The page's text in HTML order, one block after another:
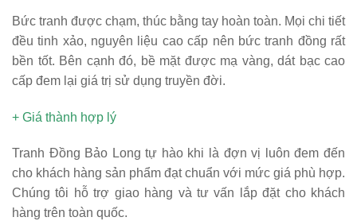
Bức tranh được chạm, thúc bằng tay hoàn toàn. Mọi chi tiết
đều tinh xảo, nguyên liệu cao cấp nên bức tranh đồng rất
bền tốt. Bên cạnh đó, bề mặt được mạ vàng, dát bạc cao
cấp đem lại giá trị sử dụng truyền đời.
+ Giá thành hợp lý
Tranh Đồng Bảo Long tự hào khi là đợn vị luôn đem đến
cho khách hàng sản phẩm đạt chuẩn với mức giá phù hợp.
Chúng tôi hỗ trợ giao hàng và tư vấn lắp đặt cho khách
hàng trên toàn quốc.